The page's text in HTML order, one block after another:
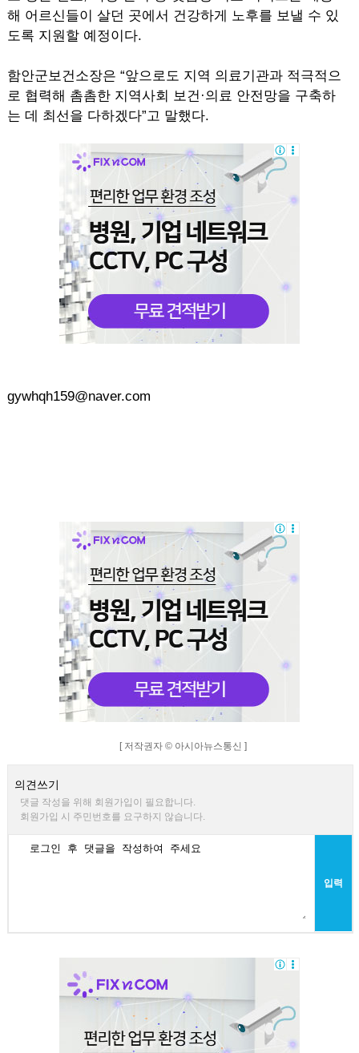
해 어르신들이 살던 곳에서 건강하게 노후를 보낼 수 있
도록 지원할 예정이다.
함안군보건소장은 “앞으로도 지역 의료기관과 적극적으
로 협력해 촘촘한 지역사회 보건·의료 안전망을 구축하
는 데 최선을 다하겠다”고 말했다.
gywhqh159@naver.com
[ 저작권자 © 아시아뉴스통신 ]
의견쓰기
댓글 작성을 위해 회원가입이 필요합니다.
회원가입 시 주민번호를 요구하지 않습니다.
입력